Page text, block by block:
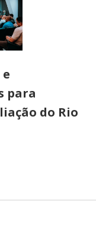
para
do Rio